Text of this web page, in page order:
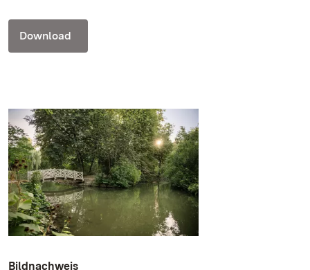
Download
Bildnachweis